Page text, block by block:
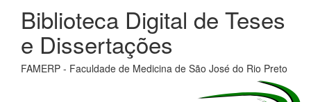
Biblioteca Digital de Teses
e Dissertações
FAMERP - Faculdade de Medicina de São José do Rio Preto